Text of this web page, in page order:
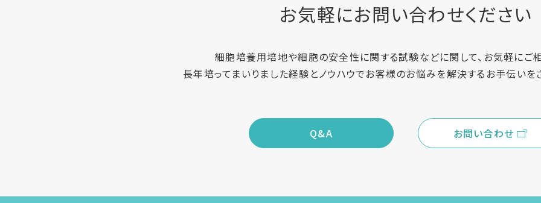
お気軽にお問い合わせください
細胞培養用培地や細胞の安全性に関する試験などに関して、お気軽にご
長年培ってまいりました経験とノウハウでお客様のお悩みを解決するお手伝いを
Q&A お問い合わせ